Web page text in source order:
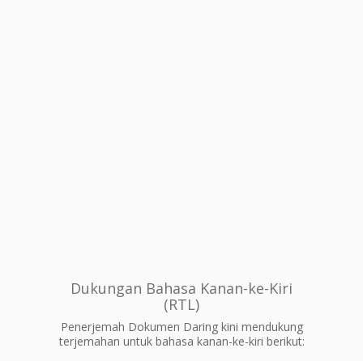
Dukungan Bahasa Kanan-ke-Kiri
(RTL)
Penerjemah Dokumen Daring kini mendukung
terjemahan untuk bahasa kanan-ke-kiri berikut: